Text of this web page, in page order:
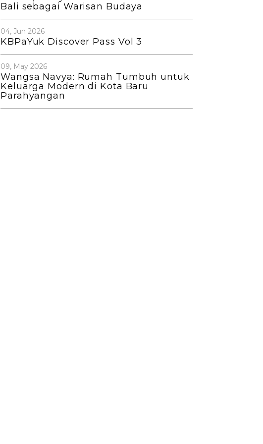
Bali sebagai Warisan Budaya
04, Jun 2026
KBPaYuk Discover Pass Vol 3
09, May 2026
Wangsa Navya: Rumah Tumbuh untuk
Keluarga Modern di Kota Baru
Parahyangan